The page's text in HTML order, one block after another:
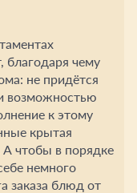
благодаря чему
не придётся
возможностью
к этому
крытая
А чтобы в порядке
немного
заказа блюд от